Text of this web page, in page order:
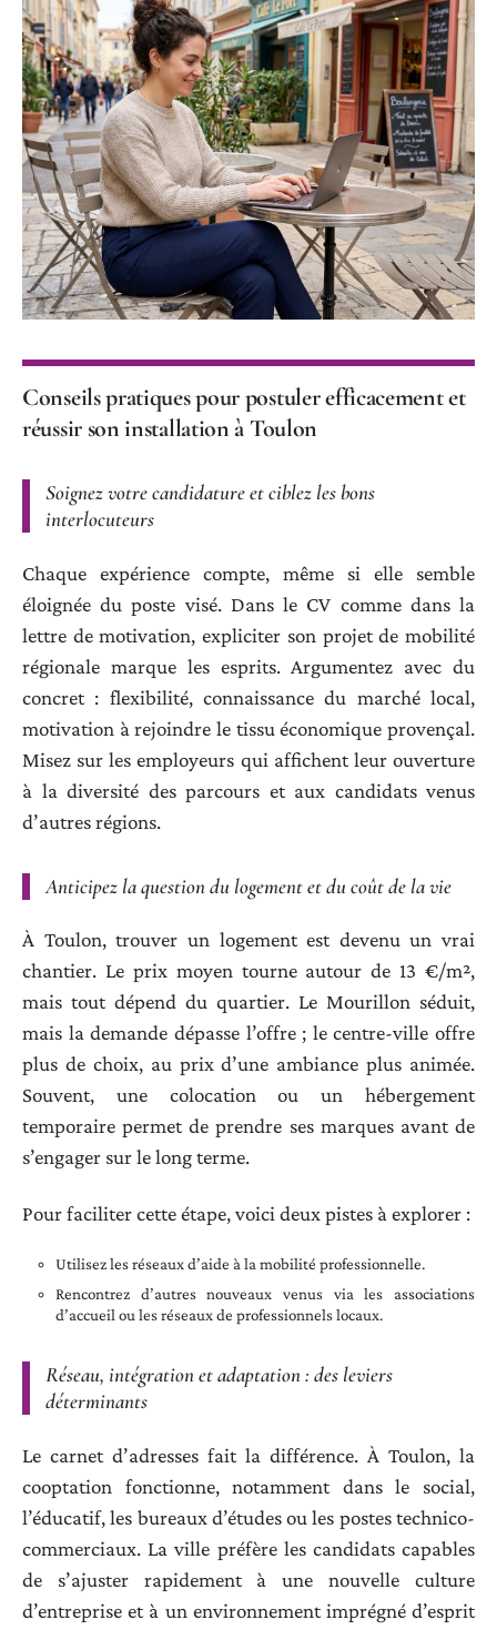
Conseils pratiques pour postuler efficacement et
réussir son installation à Toulon
Soignez votre candidature et ciblez les bons
interlocuteurs
Chaque expérience compte, même si elle semble
éloignée du poste visé. Dans le CV comme dans la
lettre de motivation, expliciter son projet de mobilité
régionale marque les esprits. Argumentez avec du
concret : flexibilité, connaissance du marché local,
motivation à rejoindre le tissu économique provençal.
Misez sur les employeurs qui affichent leur ouverture
à la diversité des parcours et aux candidats venus
d’autres régions.
Anticipez la question du logement et du coût de la vie
À Toulon, trouver un logement est devenu un vrai
chantier. Le prix moyen tourne autour de 13 €/m²,
mais tout dépend du quartier. Le Mourillon séduit,
mais la demande dépasse l’offre ; le centre-ville offre
plus de choix, au prix d’une ambiance plus animée.
Souvent, une colocation ou un hébergement
temporaire permet de prendre ses marques avant de
s’engager sur le long terme.
Pour faciliter cette étape, voici deux pistes à explorer :
Utilisez les réseaux d’aide à la mobilité professionnelle.
Rencontrez d’autres nouveaux venus via les associations
d’accueil ou les réseaux de professionnels locaux.
Réseau, intégration et adaptation : des leviers
déterminants
Le carnet d’adresses fait la différence. À Toulon, la
cooptation fonctionne, notamment dans le social,
l’éducatif, les bureaux d’études ou les postes technico-
commerciaux. La ville préfère les candidats capables
de s’ajuster rapidement à une nouvelle culture
d’entreprise et à un environnement imprégné d’esprit